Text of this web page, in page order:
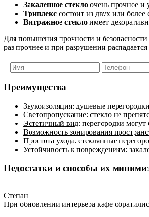
Закаленное стекло очень прочное и
Триплекс состоит из двух или
Витражное стекло имеет
Для повышения прочности и безопасности
раз прочнее и при разрушении
Преимущества
Звукоизоляция: душевые
Светопропускание: стекло не
Эстетичный вид: перегородки
Возможность зонирования
Простота ухода: стеклянные
Устойчивость к повреждениям:
Недостатки и способы их
Степан
При обновлении интерьера кафе